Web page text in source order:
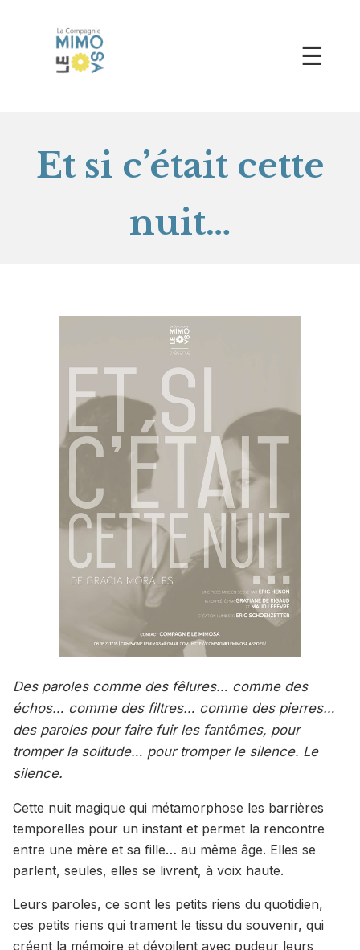
☰
Et si c’était cette
nuit…
Des paroles comme des fêlures… comme des
échos… comme des filtres… comme des pierres…
des paroles pour faire fuir les fantômes, pour
tromper la solitude… pour tromper le silence. Le
silence.
Cette nuit magique qui métamorphose les barrières
temporelles pour un instant et permet la rencontre
entre une mère et sa fille… au même âge. Elles se
parlent, seules, elles se livrent, à voix haute.
Leurs paroles, ce sont les petits riens du quotidien,
ces petits riens qui trament le tissu du souvenir, qui
créent la mémoire et dévoilent avec pudeur leurs